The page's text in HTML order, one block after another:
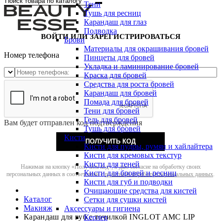
Тени
Тушь для ресниц
Карандаш для глаз
Подводка
Брови
Материалы для окрашивания бровей
Пинцеты для бровей
Укладка и ламинирование бровей
Краска для бровей
Средства для роста бровей
Карандаш для бровей
Помада для бровей
Тени для бровей
Гель для бровей
Тушь для бровей
Кисти
Кисти для пудры, румян и хайлайтера
Кисти для кремовых текстур
Кисти для теней
Кисти для бровей и ресниц
Кисти для губ и подводки
Очищающие средства для кистей
Сетки для сушки кистей
Аксессуары и гигиена
Керлер
ВОЙТИ ИЛИ ЗАРЕГИСТРИРОВАТЬСЯ
Номер телефона
Вам будет отправлен код подтверждения
ПОЛУЧИТЬ КОД
Нажимая на кнопку «Получить код», я даю согласие на обработку своих
персональных данных в соответствии сполитикой обработки персональных данных.
Каталог
Макияж
Карандаш для губ с точилкой INGLOT AMC LIP